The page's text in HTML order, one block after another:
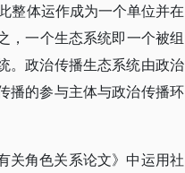
整体运作成为一个单位并在
，一个生态系统即一个被组
。政治传播生态系统由政治
播的参与主体与政治传播环
关角色关系论文》中运用社